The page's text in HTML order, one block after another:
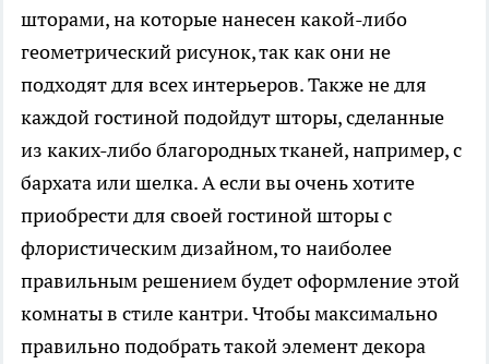
шторами, на которые нанесен какой-либо
геометрический рисунок, так как они не
подходят для всех интерьеров. Также не для
каждой гостиной подойдут шторы, сделанные
из каких-либо благородных тканей, например, с
бархата или шелка. А если вы очень хотите
приобрести для своей гостиной шторы с
флористическим дизайном, то наиболее
правильным решением будет оформление этой
комнаты в стиле кантри. Чтобы максимально
правильно подобрать такой элемент декора